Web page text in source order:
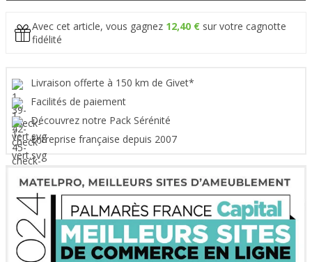
Avec cet article, vous gagnez 12,40 € sur votre cagnotte
fidélité
Livraison offerte à 150 km de Givet*
Facilités de paiement
Découvrez notre Pack Sérénité
Entreprise française depuis 2007